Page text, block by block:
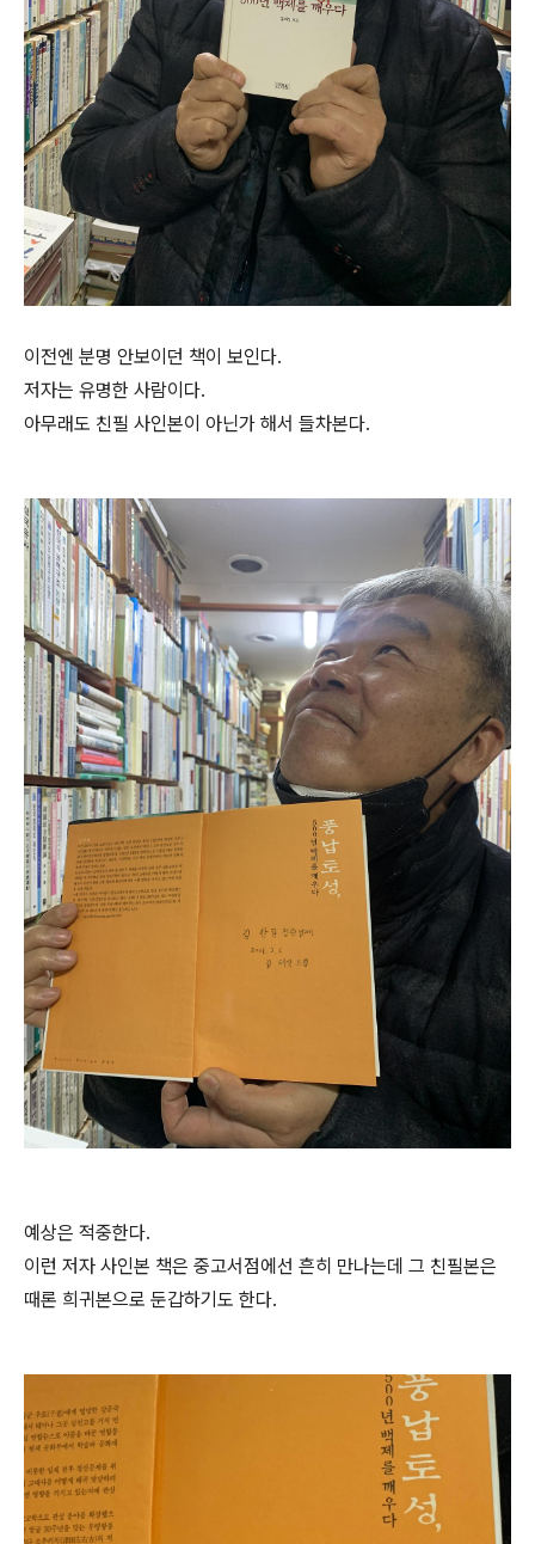
이전엔 분명 안보이던 책이 보인다.
저자는 유명한 사람이다.
아무래도 친필 사인본이 아닌가 해서 들차본다.
예상은 적중한다.
이런 저자 사인본 책은 중고서점에선 흔히 만나는데 그 친필본은
때론 희귀본으로 둔갑하기도 한다.